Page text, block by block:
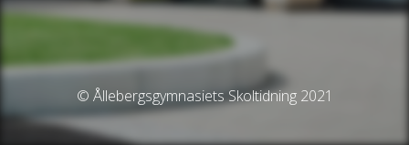
© Ållebergsgymnasiets Skoltidning 2021